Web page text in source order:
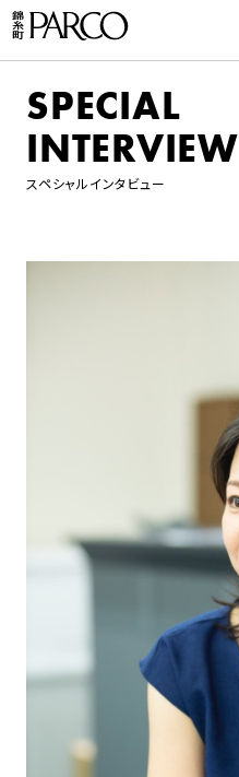
SPECIAL
INTERVIEW
スペシャルインタビュー